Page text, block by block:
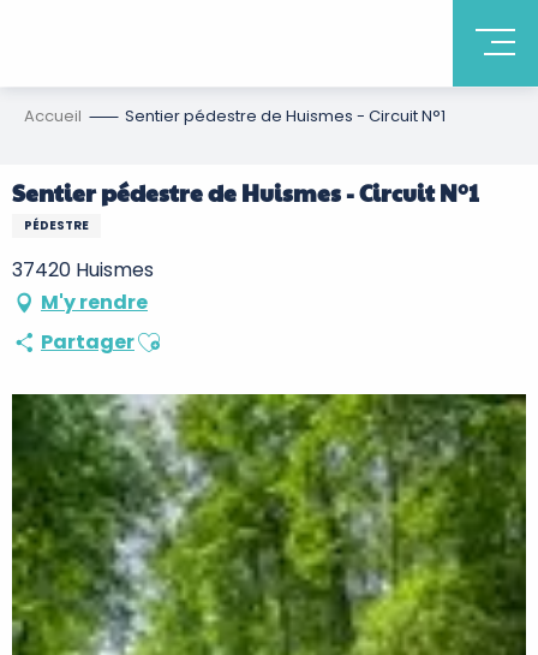
Accueil Sentier pédestre de Huismes - Circuit N°1
Sentier pédestre de Huismes - Circuit N°1
PÉDESTRE
37420 Huismes
M'y rendre
PartagerAjouter aux favoris